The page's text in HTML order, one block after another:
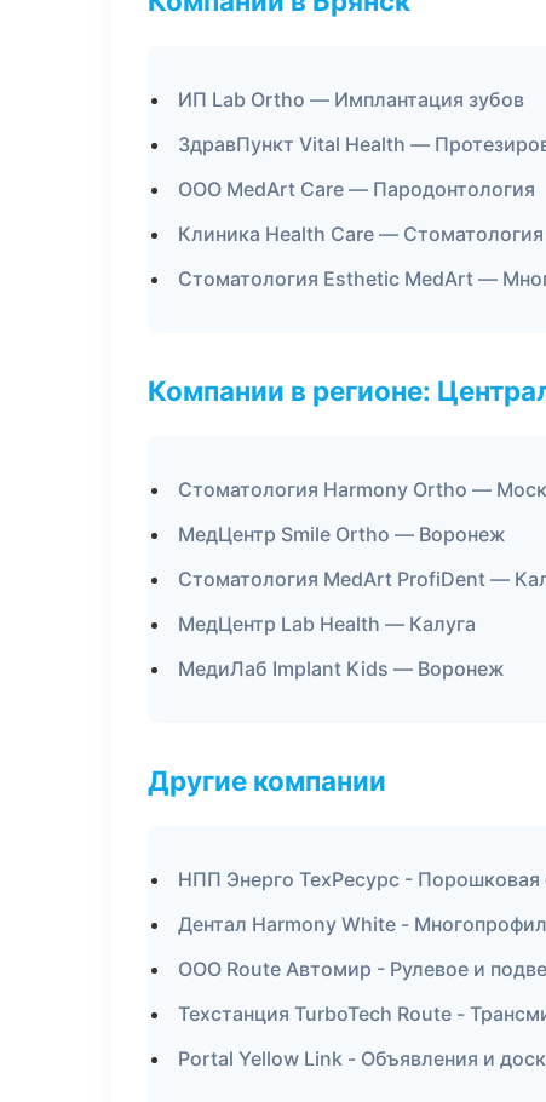
ИП Lab Ortho — Имплантация зубов
ЗдравПункт Vital Health —
ООО MedArt Care — Пародонтология
Клиника Health Care — Стоматология
Стоматология Esthetic MedArt —
Компании в регионе:
Стоматология Harmony Ortho —
МедЦентр Smile Ortho — Воронеж
Стоматология MedArt ProfiDent —
МедЦентр Lab Health — Калуга
МедиЛаб Implant Kids — Воронеж
Другие компании
НПП Энерго ТехРесурс - Порошковая
Дентал Harmony White -
ООО Route Автомир - Рулевое и
Техстанция TurboTech Route -
Portal Yellow Link - Объявления и